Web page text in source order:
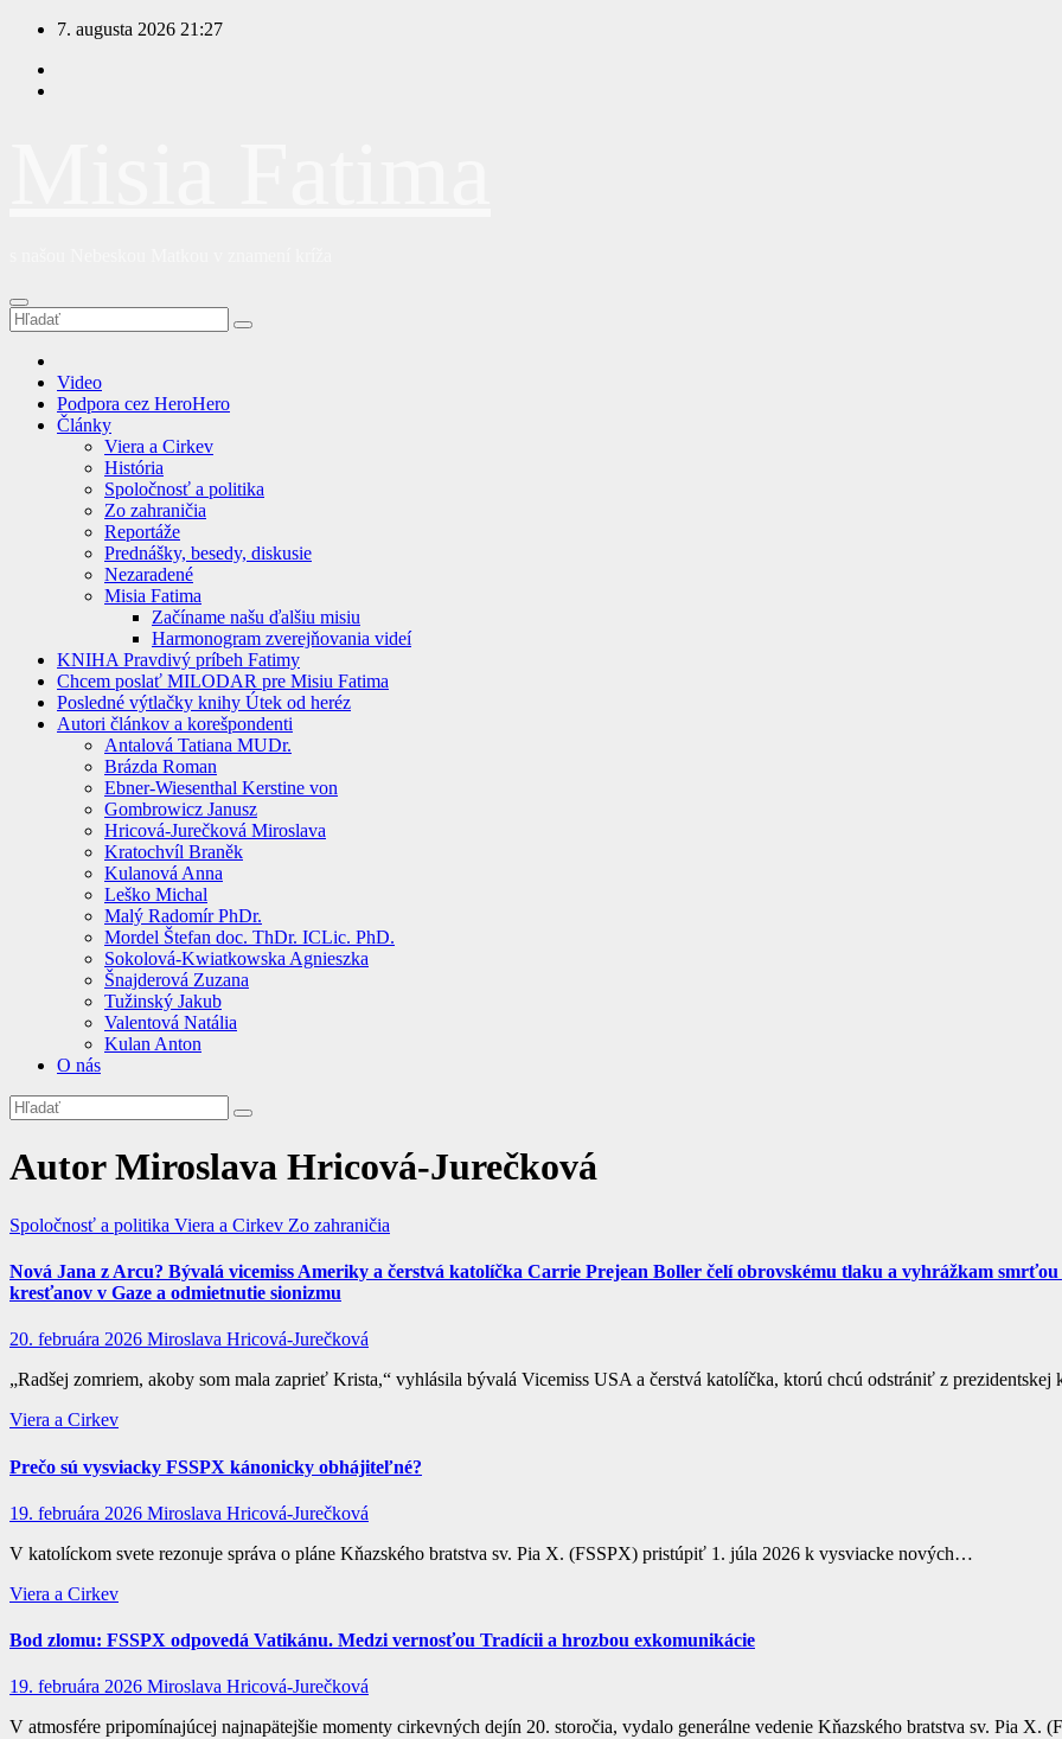
Prejsť
obsah
7. augusta 2026 21:27
Video
Podpora cez HeroHero
Články
Viera a Cirkev
História
Spoločnosť a politika
Zo zahraničia
Reportáže
Prednášky, besedy, diskusie
Nezaradené
Misia Fatima
Začíname našu ďalšiu misiu
Harmonogram zverejňovania videí
KNIHA Pravdivý príbeh Fatimy
Chcem poslať MILODAR pre Misiu Fatima
Posledné výtlačky knihy Útek od heréz
Autori článkov a korešpondenti
Antalová Tatiana MUDr.
Brázda Roman
Ebner-Wiesenthal Kerstine von
Gombrowicz Janusz
Hricová-Jurečková Miroslava
Kratochvíl Braněk
Kulanová Anna
Leško Michal
Malý Radomír PhDr.
Mordel Štefan doc. ThDr. ICLic. PhD.
Sokolová-Kwiatkowska Agnieszka
Šnajderová Zuzana
Tužinský Jakub
Valentová Natália
Kulan Anton
O nás
AutorMiroslava Hricová-Jurečková
Spoločnosť a politika Viera a Cirkev Zo zahraničia
Nová Jana z Arcu? Bývalá vicemiss Ameriky a čerstvá katolíčka Carrie Prejean Boller čelí obrovskému tlaku a vyhrážkam
kresťanov v Gaze a odmietnutie sionizmu
20. februára 2026 Miroslava Hricová-Jurečková
„Radšej zomriem, akoby som mala zaprieť Krista,“ vyhlásila bývalá Vicemiss USA a čerstvá katolíčka, ktorú chcú odstrániť z
Viera a Cirkev
Prečo sú vysviacky FSSPX kánonicky obhájiteľné?
19. februára 2026 Miroslava Hricová-Jurečková
V katolíckom svete rezonuje správa o pláne Kňazského bratstva sv. Pia X. (FSSPX) pristúpiť 1. júla 2026 k vysviacke nových…
Viera a Cirkev
Bod zlomu: FSSPX odpovedá Vatikánu. Medzi vernosťou Tradícii a hrozbou exkomunikácie
19. februára 2026 Miroslava Hricová-Jurečková
V atmosfére pripomínajúcej najnapätejšie momenty cirkevných dejín 20. storočia, vydalo generálne vedenie Kňazského bratstva sv. Pia